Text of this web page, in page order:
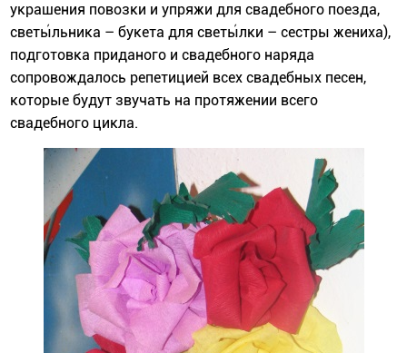
украшения повозки и упряжи для свадебного поезда,
светы́льника – букета для светы́лки – сестры жениха),
подготовка приданого и свадебного наряда
сопровождалось репетицией всех свадебных песен,
которые будут звучать на протяжении всего
свадебного цикла.